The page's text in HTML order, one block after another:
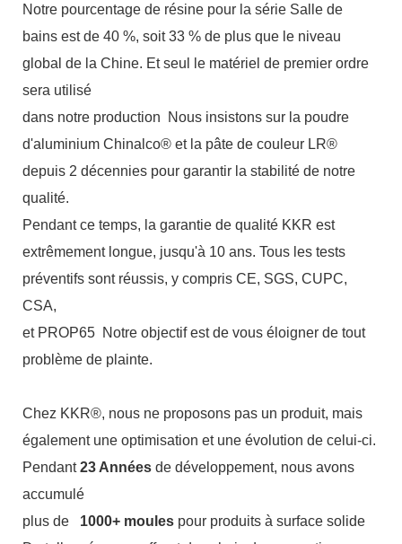
Notre pourcentage de résine pour la série Salle de
bains est de 40 %, soit 33 % de plus que le niveau
global de la Chine. Et seul le matériel de premier ordre
sera utilisé
dans notre production
Nous insistons sur la poudre
d'aluminium Chinalco® et la pâte de couleur LR®
depuis 2 décennies pour garantir la stabilité de notre
qualité.
Pendant ce temps, la garantie de qualité KKR est
extrêmement longue, jusqu'à 10 ans. Tous les tests
préventifs sont réussis, y compris CE, SGS, CUPC,
CSA,
et PROP65 Notre objectif est de vous éloigner de tout
problème de plainte.
Chez KKR®, nous ne proposons pas un produit, mais
également une optimisation et une évolution de celui-ci.
Pendant23 Années de développement, nous avons
accumulé
plus de
1000+ moules pour produits à surface solide